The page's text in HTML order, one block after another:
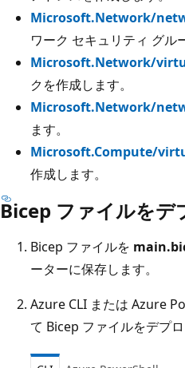
Microsoft.Network/
ワーク セキュリティ グル
Microsoft.Network/
クを作成します。
Microsoft.Network/
ます。
Microsoft.Compute/
作成します。
Bicep ファイルをデ
Bicep ファイルを
ーターに保存します。
Azure CLI または Azure
て Bicep ファイルをデプロ